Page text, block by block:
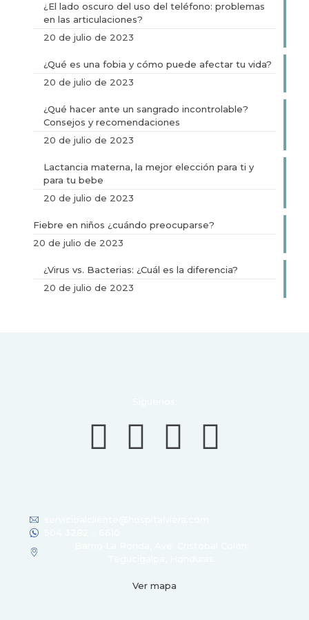
¿El lado oscuro del uso del teléfono: problemas
en las articulaciones?
20 de julio de 2023
¿Qué es una fobia y cómo puede afectar tu vida?
20 de julio de 2023
¿Qué hacer ante un sangrado incontrolable?
Consejos y recomendaciones
20 de julio de 2023
Lactancia materna, la mejor elección para ti y
para tu bebe
20 de julio de 2023
Fiebre en niños ¿cuándo preocuparse?
20 de julio de 2023
¿Virus vs. Bacterias: ¿Cuál es la diferencia?
20 de julio de 2023
Ver mapa